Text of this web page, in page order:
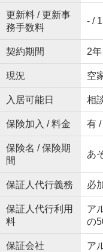
更新料 / 更新事
務手数料
- /
契約期間 2年
現況 空
入居可能日 相
保険加入 / 料金 有 /
保険名 / 保険期
間
あ
保証人代行義務 必
保証人代行利用
料
ア
の
保証会社 ア